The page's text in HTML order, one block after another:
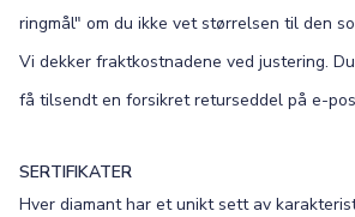
ringmål" om du ikke vet størrelsen til den
Vi dekker fraktkostnadene ved justering.
få tilsendt en forsikret returseddel på e-
SERTIFIKATER
Hver diamant har et unikt sett av